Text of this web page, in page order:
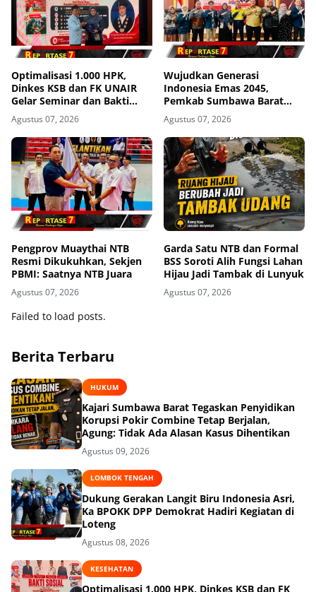
Optimalisasi 1.000 HPK,
Dinkes KSB dan FK UNAIR
Gelar Seminar dan Bakti
Sosial
Agustus 07, 2026
Wujudkan Generasi
Indonesia Emas 2045,
Pemkab Sumbawa Barat
Perkuat Komitmen Lewat
Seminar Kesehatan 1.000
HPK
Agustus 07, 2026
Pengprov Muaythai NTB
Resmi Dikukuhkan, Sekjen
PBMI: Saatnya NTB Juara
Agustus 07, 2026
Garda Satu NTB dan Formal
BSS Soroti Alih Fungsi Lahan
Hijau Jadi Tambak di Lunyuk
Agustus 07, 2026
Failed to load posts.
Berita Terbaru
HUKUM
Kajari Sumbawa Barat Tegaskan Penyidikan
Korupsi Pokir Combine Tetap Berjalan,
Agung: Tidak Ada Alasan Kasus Dihentikan
Agustus 09, 2026
LOMBOK TENGAH
Dukung Gerakan Langit Biru Indonesia Asri,
Ka BPOKK DPP Demokrat Hadiri Kegiatan di
Loteng
Agustus 08, 2026
KESEHATAN
Optimalisasi 1.000 HPK, Dinkes KSB dan FK